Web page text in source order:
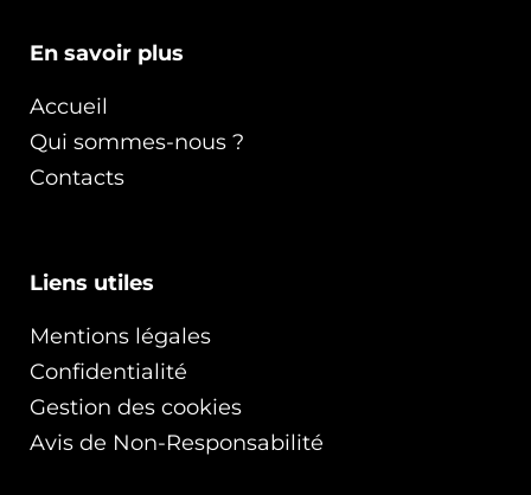
En savoir plus
Accueil
Qui sommes-nous ?
Contacts
Liens utiles
Mentions légales
Confidentialité
Gestion des cookies
Avis de Non-Responsabilité